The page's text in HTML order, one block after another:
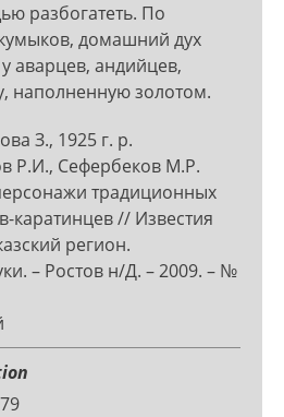
разбогатеть. По
домашний дух
аварцев, андийцев,
наполненную золотом.
З., 1925 г. р.
Р.И., Сефербеков М.Р.
традиционных
каратинцев // Известия
регион.
– Ростов н/Д. – 2009. – №